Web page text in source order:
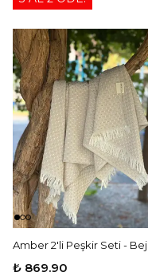
Amber 2'li Peşkir Seti - Bej
₺ 869.90